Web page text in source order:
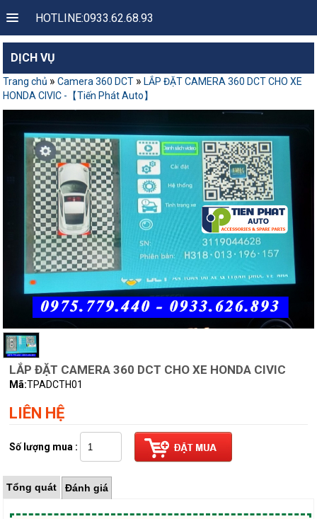
HOTLINE:0933.62.68.93
DỊCH VỤ
Trang chủ » Camera 360 DCT » LẮP ĐẶT CAMERA 360 DCT CHO XE
HONDA CIVIC -【Tiến Phát Auto】
LẮP ĐẶT CAMERA 360 DCT CHO XE HONDA CIVIC
Mã:TPADCTH01
LIÊN HỆ
Số lượng mua :
Tổng quát Đánh giá